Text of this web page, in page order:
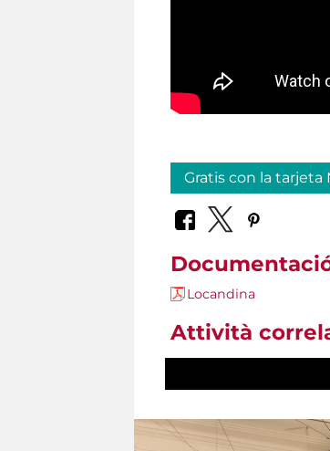
Gratis con la tarjeta
Locandina
Attività